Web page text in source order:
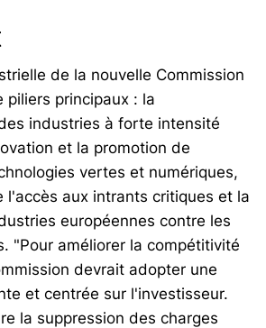
de la nouvelle Commission
piliers principaux : la
industries à forte intensité
et la promotion de
vertes et numériques,
l'accès aux intrants critiques et la
européennes contre les
"Pour améliorer la compétitivité
devrait adopter une
et centrée sur l'investisseur.
la suppression des charges